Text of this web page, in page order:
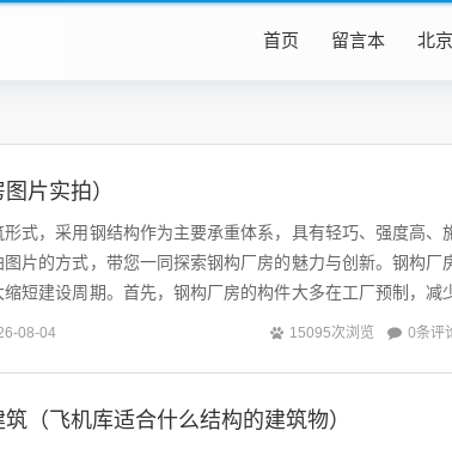
首页 留言本 北
片实拍）
式，采用钢结构作为主要承重体系，具有轻巧、强度高、
片的方式，带您一同探索钢构厂房的魅力与创新。钢构厂
短建设周期。首先，钢构厂房的构件大多在工厂预制，减
钢构厂房常见于制造业、物...
08-04 15095次浏览 0条评
（飞机库适合什么结构的建筑物）